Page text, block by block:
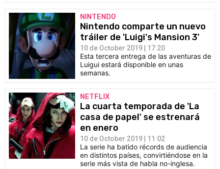
NINTENDO
Nintendo comparte un nuevo
tráiler de 'Luigi's Mansion 3'
10 de October 2019 | 17:20
Esta tercera entrega de las aventuras de
Luigui estará disponible en unas
semanas.
NETFLIX
La cuarta temporada de 'La
casa de papel' se estrenará
en enero
10 de October 2019 | 11:02
La serie ha batido récords de audiencia
en distintos países, convirtiéndose en la
serie más vista de habla no-inglesa.